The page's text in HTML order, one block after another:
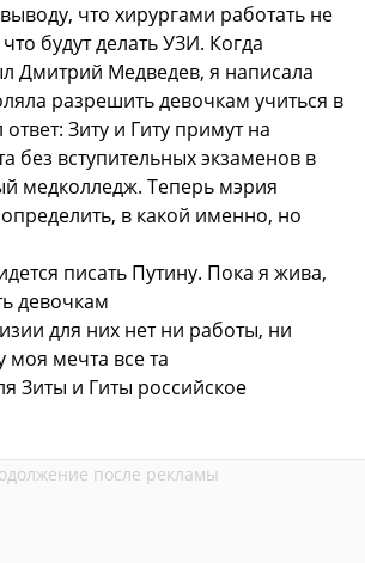
что хирургами работать не
будут делать УЗИ. Когда
Дмитрий Медведев, я написала
разрешить девочкам учиться в
Зиту и Гиту примут на
без вступительных экзаменов в
медколледж. Теперь мэрия
в какой именно, но
писать Путину. Пока я жива,
девочкам
для них нет ни работы, ни
моя мечта все та
Зиты и Гиты российское